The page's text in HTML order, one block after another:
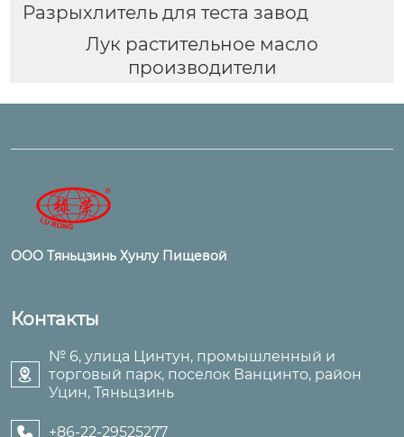
Разрыхлитель для теста завод
Лук растительное масло
производители
ООО Тяньцзинь Хунлу Пищевой
Контакты

№ 6, улица Цинтун, промышленный и
торговый парк, поселок Ванцинто, район
Уцин, Тяньцзинь
 +86-22-29525277